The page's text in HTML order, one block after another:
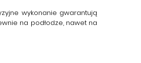
wykonanie gwarantują
na podłodze, nawet na